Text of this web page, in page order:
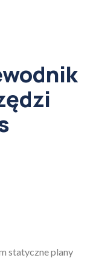
statyczne plany